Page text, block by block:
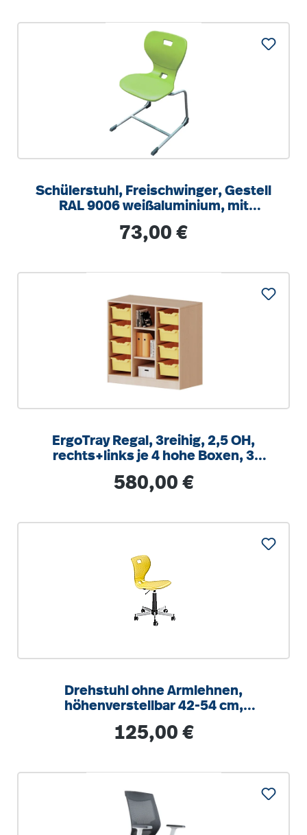
Schülerstuhl, Freischwinger, Gestell
RAL 9006 weißaluminium, mit
Regulärer Preis:
73,00 €
ErgoTray Regal, 3reihig, 2,5 OH,
rechts+links je 4 hohe Boxen, 3
B/H/T104,5x100x40cm
Regulärer Preis:
580,00 €
Drehstuhl ohne Armlehnen,
höhenverstellbar 42-54 cm,
Regulärer Preis:
125,00 €